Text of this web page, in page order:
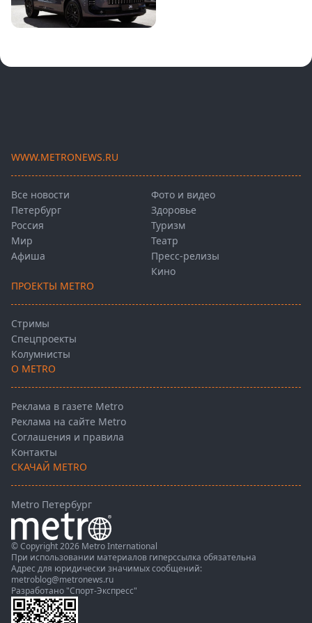
WWW.METRONEWS.RU
Все новости
Петербург
Россия
Мир
Афиша
Фото и видео
Здоровье
Туризм
Театр
Пресс-релизы
Кино
ПРОЕКТЫ METRO
Стримы
Спецпроекты
Колумнисты
О METRO
Реклама в газете Metro
Реклама на сайте Metro
Соглашения и правила
Контакты
СКАЧАЙ METRO
Metro Петербург
© Copyright 2026 Metro International
При использовании материалов гиперссылка обязательна
Адрес для юридически значимых сообщений:
metroblog@metronews.ru
Разработано "Спорт-Экспресс"